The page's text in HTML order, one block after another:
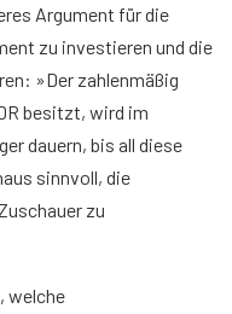
Argument für die
zu investieren und die
»Der zahlenmäßig
besitzt, wird im
dauern, bis all diese
sinnvoll, die
zu
welche